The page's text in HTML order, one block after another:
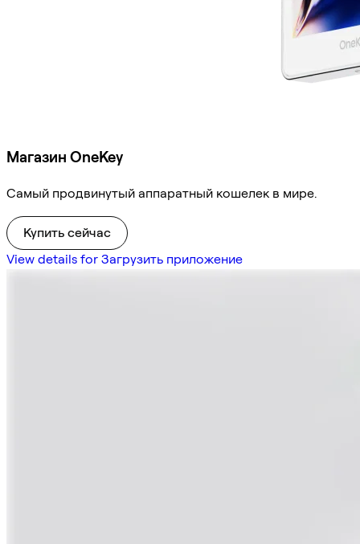
Магазин OneKey
Самый продвинутый аппаратный кошелек в мире.
Купить сейчас
View details for Загрузить приложение